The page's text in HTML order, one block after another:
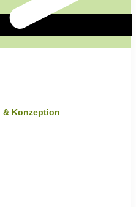
& Konzeption